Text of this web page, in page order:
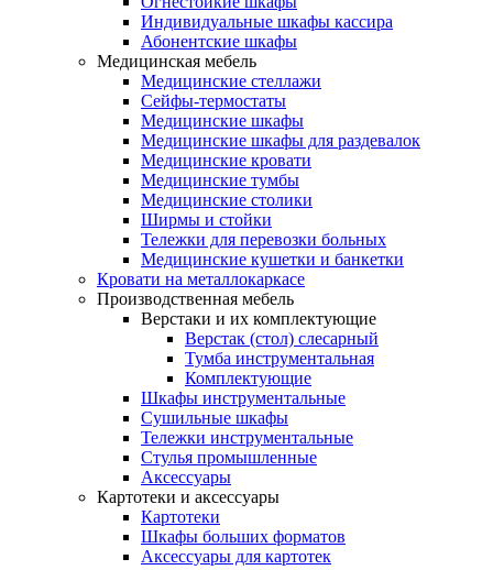
Индивидуальные шкафы кассира
Абонентские шкафы
Медицинская мебель
Медицинские стеллажи
Сейфы-термостаты
Медицинские шкафы
Медицинские шкафы для раздевалок
Медицинские кровати
Медицинские тумбы
Медицинские столики
Ширмы и стойки
Тележки для перевозки больных
Медицинские кушетки и банкетки
Кровати на металлокаркасе
Производственная мебель
Верстаки и их комплектующие
Верстак (стол) слесарный
Тумба инструментальная
Комплектующие
Шкафы инструментальные
Сушильные шкафы
Тележки инструментальные
Стулья промышленные
Аксессуары
Картотеки и аксессуары
Картотеки
Шкафы больших форматов
Аксессуары для картотек